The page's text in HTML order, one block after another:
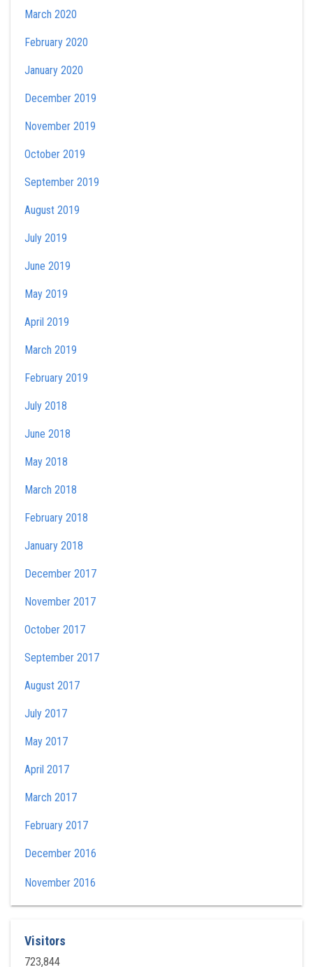
March 2020
February 2020
January 2020
December 2019
November 2019
October 2019
September 2019
August 2019
July 2019
June 2019
May 2019
April 2019
March 2019
February 2019
July 2018
June 2018
May 2018
March 2018
February 2018
January 2018
December 2017
November 2017
October 2017
September 2017
August 2017
July 2017
May 2017
April 2017
March 2017
February 2017
December 2016
November 2016
Visitors
723,844